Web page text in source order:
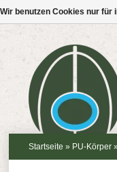
Startseite » PU-Körper »
Wir benutzen Cookies nur für